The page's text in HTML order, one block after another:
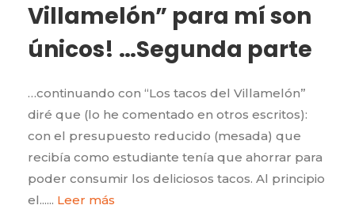
Villamelón” para mí son
únicos! …Segunda parte
…continuando con “Los tacos del Villamelón”
diré que (lo he comentado en otros escritos):
con el presupuesto reducido (mesada) que
recibía como estudiante tenía que ahorrar para
poder consumir los deliciosos tacos. Al principio
el...... Leer más